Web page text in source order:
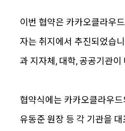
이번 협약은 카카오클라우
자는 취지에서 추진되었습
과 지자체, 대학, 공공기관
협약식에는 카카오클라우
유동준 원장 등 각 기관을